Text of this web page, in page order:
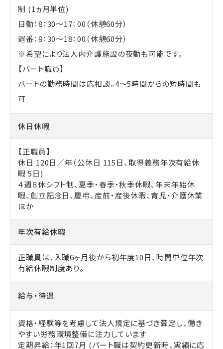
制 (1ヵ月単位)
日勤：8：30～17：00（休憩60分）
遅番：9：30～18：00（休憩60分）
※希望により法人内介護施設の夜勤も可能です。
【パート職員】
パートの勤務時間は応相談。4～5時間からの短時間も
可
休日休暇
【正職員】
休日 120日／年（公休日 115日、取得義務年次有給休
暇 5日)
４週８休シフト制、夏季・春季・秋季休暇、年末年始休
暇、創立記念日、慶弔、産前・産後休暇、育児・介護休業
ほか
年次有給休暇
正職員は、入職6ヶ月後から初年度10日、時間単位年次
有給休暇制度あり。
給与・待遇
資格・経験等を考慮して法人規定に基づき算定し、働き
やすい労務環境整備に注力しています
定期昇給：年1回7月 (パート職は契約更新時、実績に応